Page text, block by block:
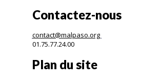
Contactez-nous
contact@malpaso.org
01.75.77.24.00
Plan du site